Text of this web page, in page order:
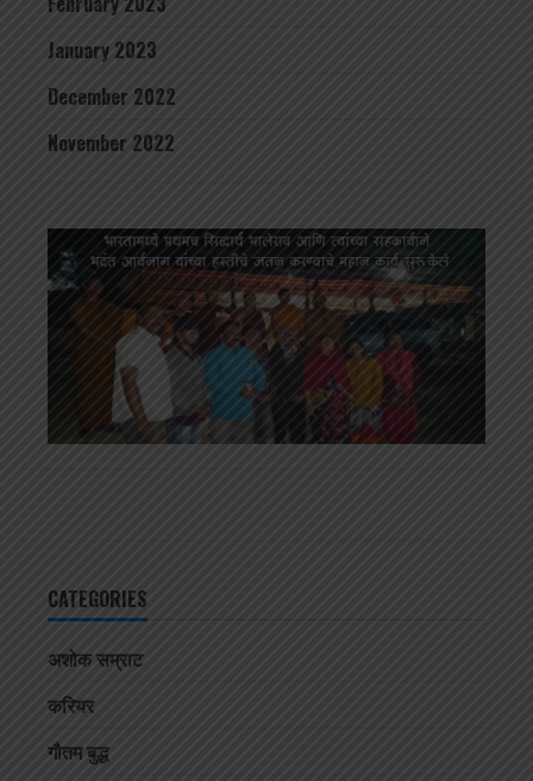
January 2023
December 2022
November 2022
CATEGORIES
अशोक सम्राट
करियर
गौतम बुद्ध